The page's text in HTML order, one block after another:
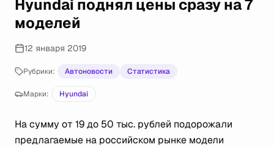
Hyundai поднял цены сразу на 7
моделей
12 января 2019
Рубрики: Автоновости Статистика
Марки: Hyundai
На сумму от 19 до 50 тыс. рублей подорожали
предлагаемые на российском рынке модели